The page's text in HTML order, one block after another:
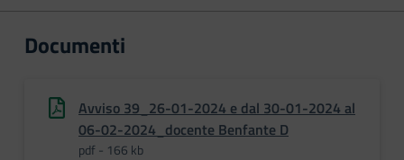
Documenti
Avviso 39_26-01-2024 e dal 30-01-2024 al
06-02-2024_docente Benfante D
pdf - 166 kb